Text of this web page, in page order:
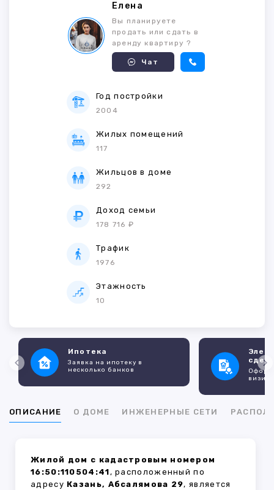
Елена
Вы планируете
продать или сдать в
аренду квартиру ?
Чат
Год постройки
2004
Жилых помещений
117
Жильцов в доме
292
Доход семьи
178 716 ₽
Трафик
1976
Этажность
10
Ипотека
Заявка на ипотеку в
несколько банков
ОПИСАНИЕ О ДОМЕ ИНЖЕНЕРНЫЕ СЕТИ
Жилой дом с кадастровым номером
16:50:110504:41, расположенный по
адресу Казань, Абсалямова 29, является